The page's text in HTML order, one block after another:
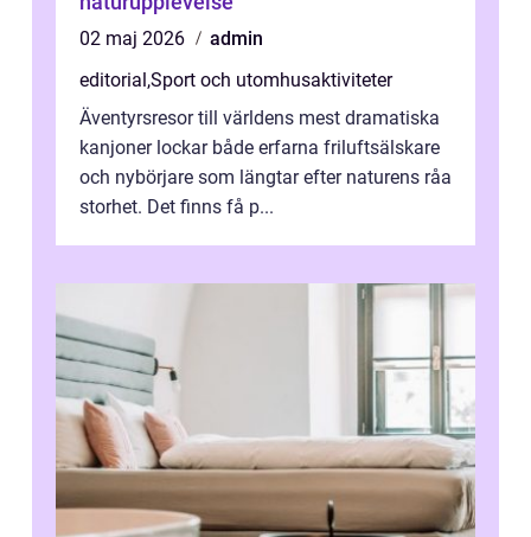
02 maj 2026
admin
editorial,Sport och utomhusaktiviteter
Äventyrsresor till världens mest dramatiska
kanjoner lockar både erfarna friluftsälskare
och nybörjare som längtar efter naturens råa
storhet. Det finns få p...